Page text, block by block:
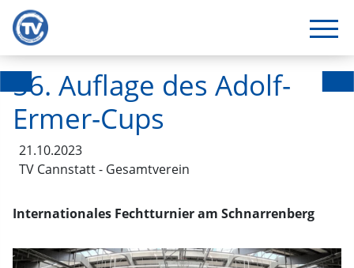
56. Auflage des Adolf-
Ermer-Cups
21.10.2023
TV Cannstatt - Gesamtverein
Internationales Fechtturnier am Schnarrenberg